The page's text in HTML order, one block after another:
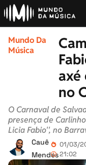
Mundo Da
Música
axé
no
O Carnaval de
presença de
Licia Fabio'', no
Cauê
Mendes
01/03/
21:02